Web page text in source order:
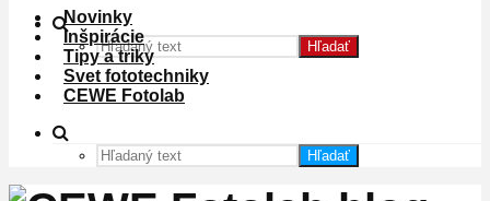
Hľadať
Novinky
Inšpirácie
Tipy a triky
Svet fototechniky
CEWE Fotolab
Hľadať